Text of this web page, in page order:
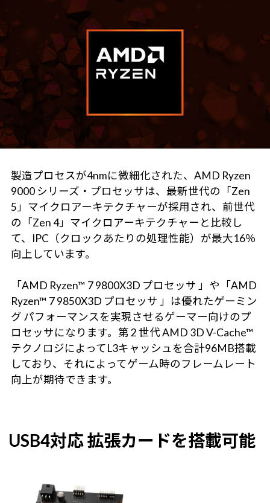
製造プロセスが4nmに微細化された、AMD Ryzen
9000 シリーズ・プロセッサは、最新世代の「Zen
5」マイクロアーキテクチャーが採用され、前世代
の「Zen 4」マイクロアーキテクチャーと比較し
て、IPC（クロックあたりの処理性能）が最大16％
向上しています。
「AMD Ryzen™ 7 9800X3D プロセッサ 」や「AMD
Ryzen™ 7 9850X3D プロセッサ 」は優れたゲーミン
グ パフォーマンスを実現させるゲーマー向けのプ
ロセッサになります。第 2 世代 AMD 3D V-Cache™
テクノロジによってL3キャッシュを合計96MB搭載
しており、それによってゲーム時のフレームレート
向上が期待できます。
USB4対応 拡張カードを搭載可能